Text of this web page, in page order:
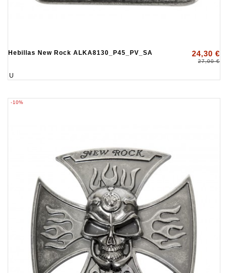
Hebillas New Rock ALKA8130_P45_PV_SA 24,30 €
27,00 €
U
-10%